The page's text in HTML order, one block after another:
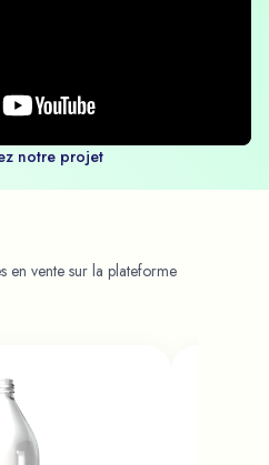
notre projet
en vente sur la plateforme